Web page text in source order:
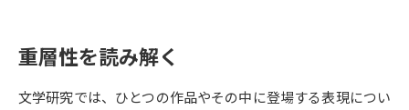
志望校・出願校を調べる
重層性を読み解く
文学研究では、ひとつの作品やその中に登場する表現につい